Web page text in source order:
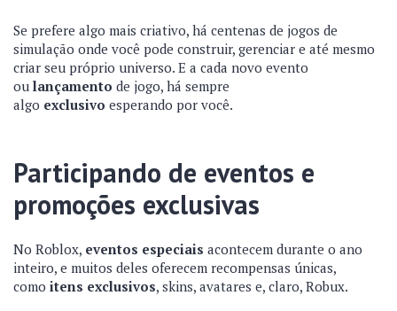
Se prefere algo mais criativo, há centenas de jogos de
simulação onde você pode construir, gerenciar e até mesmo
criar seu próprio universo. E a cada novo evento
ou lançamento de jogo, há sempre
algo exclusivo esperando por você.
Participando de eventos e
promoções exclusivas
No Roblox, eventos especiais acontecem durante o ano
inteiro, e muitos deles oferecem recompensas únicas,
como itens exclusivos, skins, avatares e, claro, Robux.